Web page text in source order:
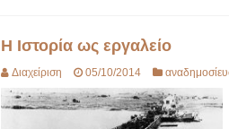
Η Ιστορία ως εργαλείο
Διαχείριση 05/10/2014